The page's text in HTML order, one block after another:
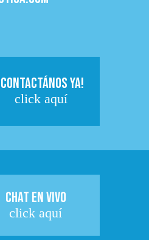
YA!
click aquí
CHAT EN VIVO
click aquí